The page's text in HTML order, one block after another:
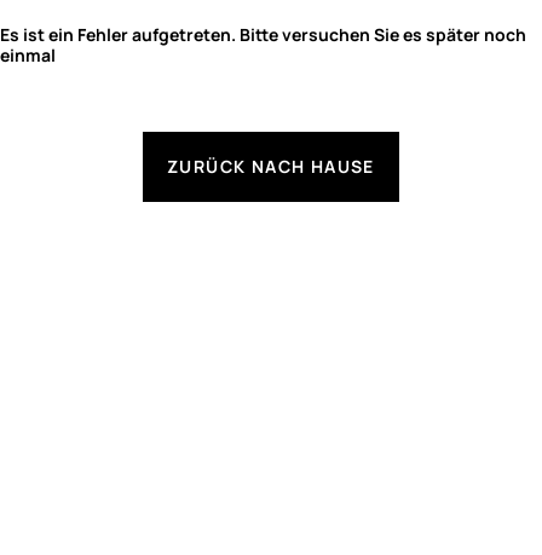
Es ist ein Fehler aufgetreten. Bitte versuchen Sie es später noch
einmal
ZURÜCK NACH HAUSE